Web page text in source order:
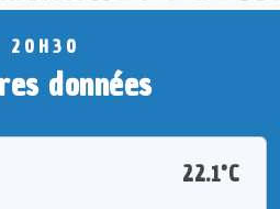
20H30
données
22.1°C